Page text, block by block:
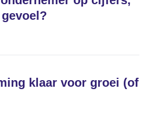
klaar voor groei (of